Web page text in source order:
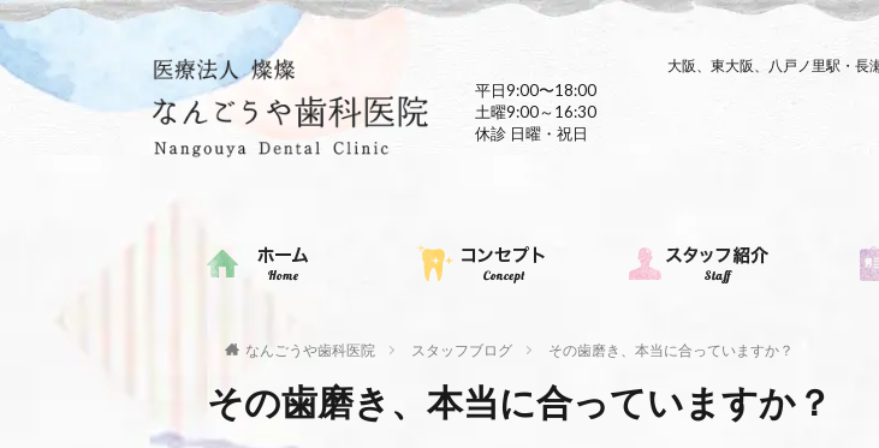
大阪、東大阪、八戸ノ里駅・長
平日9:00〜18:00
土曜9:00～16:30
休診 日曜・祝日
なんごうや歯科医院 スタッフブログ その歯磨き、本当に合っていますか？
その歯磨き、本当に合っていますか？